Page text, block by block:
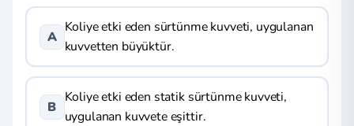
A
Koliye etki eden sürtünme kuvveti, uygulanan
kuvvetten büyüktür.
B
Koliye etki eden statik sürtünme kuvveti,
uygulanan kuvvete eşittir.